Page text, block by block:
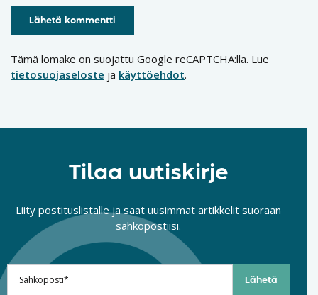
Tämä lomake on suojattu Google reCAPTCHA:lla. Lue
tietosuojaseloste ja käyttöehdot.
Tilaa uutiskirje
Liity postituslistalle ja saat uusimmat artikkelit suoraan
sähköpostiisi.